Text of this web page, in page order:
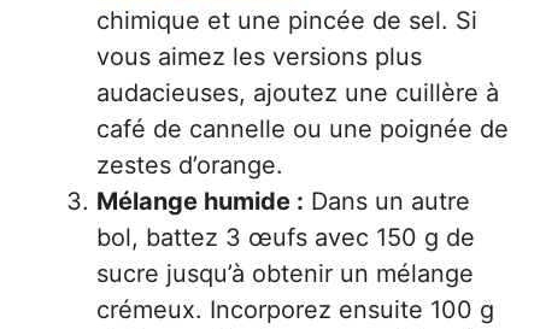
chimique et une pincée de sel. Si
vous aimez les versions plus
audacieuses, ajoutez une cuillère à
café de cannelle ou une poignée de
zestes d’orange.
Mélange humide : Dans un autre
bol, battez 3 œufs avec 150 g de
sucre jusqu’à obtenir un mélange
crémeux. Incorporez ensuite 100 g